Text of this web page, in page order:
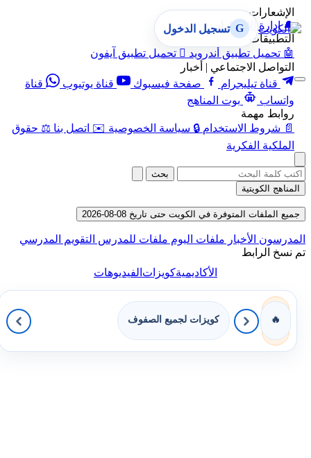
الإشعارات
🔔 إدارة الإشعارات
التطبيقات
🤖 تحميل تطبيق أندرويد  تحميل تطبيق آيفون
التواصل الاجتماعي | أخبار
قناة تيليجرام
صفحة فيسبوك قناة يوتيوب
قناة
واتساب
بوت المناهج
روابط مهمة
📄 شروط الاستخدام 🔒 سياسة الخصوصية ✉️ اتصل بنا ⚖️ حقوق
الملكية الفكرية
G تسجيل الدخول
بحث
المناهج الكويتية
جميع الملفات المتوفرة في الكويت حتى تاريخ 08-08-2026
المدرسون الأخبار ملفات اليوم ملفات للمدرس التقويم المدرسي
تم نسخ الرابط
الأكاديميةكويزاتالفيديوهات
🔥 كويزات لجميع الصفوف